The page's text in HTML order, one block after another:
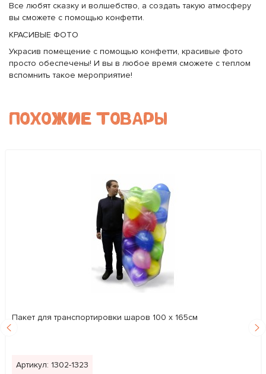
Все любят сказку и волшебство, а создать такую атмосферу
вы сможете с помощью конфетти.
КРАСИВЫЕ ФОТО
Украсив помещение с помощью конфетти, красивые фото
просто обеспечены! И вы в любое время сможете с теплом
вспомнить такое мероприятие!
ПОХОЖИЕ ТОВАРЫ
Пакет для транспортировки шаров 100 х 165см
Артикул: 1302-1323